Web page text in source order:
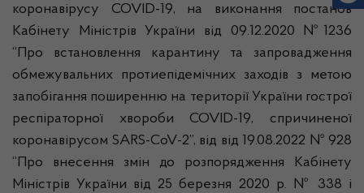
коронавірусу COVID-19, на виконання постанов
Кабінету Міністрів України від 09.12.2020 №1236
“Про встановлення карантину та запровадження
обмежувальних протиепідемічних заходів з метою
запобігання поширенню на території України гострої
респіраторної хвороби COVID-19, спричиненої
коронавірусом SARS-CoV-2”, від від 19.08.2022 № 928
“Про внесення змін до розпорядження Кабінету
Міністрів України від 25 березня 2020 р. № 338 і